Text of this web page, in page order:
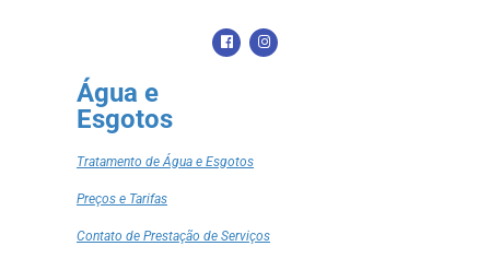
Água e
Esgotos
Tratamento de Água e Esgotos
Preços e Tarifas
Contato de Prestação de Serviços